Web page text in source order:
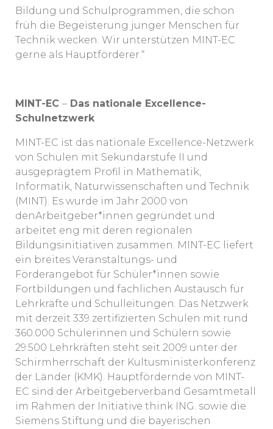
Bildung und Schulprogrammen, die schon
früh die Begeisterung junger Menschen für
Technik wecken. Wir unterstützen MINT-EC
gerne als Hauptförderer.“
MINT-EC – Das nationale Excellence-
Schulnetzwerk
MINT-EC ist das nationale Excellence-Netzwerk
von Schulen mit Sekundarstufe II und
ausgeprägtem Profil in Mathematik,
Informatik, Naturwissenschaften und Technik
(MINT). Es wurde im Jahr 2000 von
denArbeitgeber*innen gegründet und
arbeitet eng mit deren regionalen
Bildungsinitiativen zusammen. MINT-EC liefert
ein breites Veranstaltungs- und
Förderangebot für Schüler*innen sowie
Fortbildungen und fachlichen Austausch für
Lehrkräfte und Schulleitungen. Das Netzwerk
mit derzeit 339 zertifizierten Schulen mit rund
360.000 Schülerinnen und Schülern sowie
29.500 Lehrkräften steht seit 2009 unter der
Schirmherrschaft der Kultusministerkonferenz
der Länder (KMK). Hauptfördernde von MINT-
EC sind der Arbeitgeberverband Gesamtmetall
im Rahmen der Initiative think ING. sowie die
Siemens Stiftung und die bayerischen